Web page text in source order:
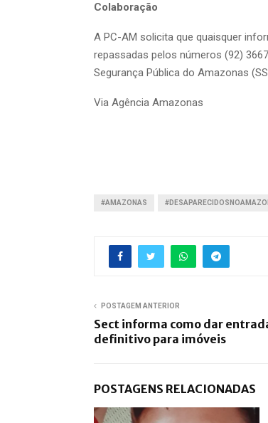
Colaboração
A PC-AM solicita que quaisquer
repassadas pelos números (92)
Segurança Pública do Amazonas
Via Agência Amazonas
#AMAZONAS
POSTAGEM ANTERIOR
Sect informa como dar
definitivo para imóveis
POSTAGENS RELACIONADAS